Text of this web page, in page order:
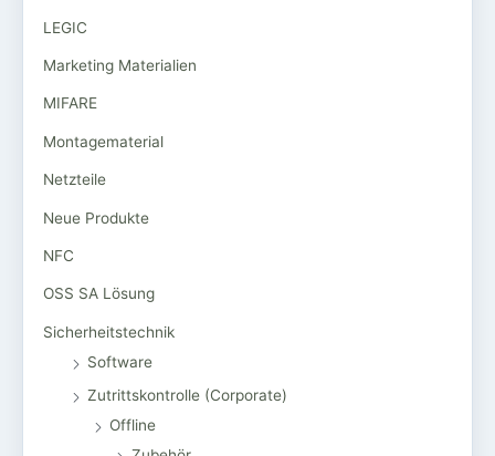
LEGIC
Marketing Materialien
MIFARE
Montagematerial
Netzteile
Neue Produkte
NFC
OSS SA Lösung
Sicherheitstechnik
Software
Zutrittskontrolle (Corporate)
Offline